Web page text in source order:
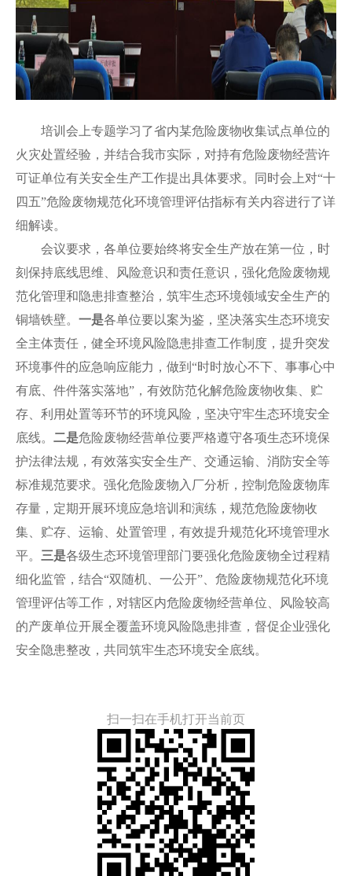
培训会上专题学习了省内某危险废物收集试点单位的
火灾处置经验，并结合我市实际，对持有危险废物经营许
可证单位有关安全生产工作提出具体要求。同时会上对“十
四五”危险废物规范化环境管理评估指标有关内容进行了详
细解读。
会议要求，各单位要始终将安全生产放在第一位，时
刻保持底线思维、风险意识和责任意识，强化危险废物规
范化管理和隐患排查整治，筑牢生态环境领域安全生产的
铜墙铁壁。 一是各单位要以案为鉴，坚决落实生态环境安
全主体责任，健全环境风险隐患排查工作制度，提升突发
环境事件的应急响应能力，做到“时时放心不下、事事心中
有底、件件落实落地”，有效防范化解危险废物收集、贮
存、利用处置等环节的环境风险，坚决守牢生态环境安全
底线。 二是危险废物经营单位要严格遵守各项生态环境保
护法律法规，有效落实安全生产、交通运输、消防安全等
标准规范要求。强化危险废物入厂分析，控制危险废物库
存量，定期开展环境应急培训和演练，规范危险废物收
集、贮存、运输、处置管理，有效提升规范化环境管理水
平。 三是各级生态环境管理部门要强化危险废物全过程精
细化监管，结合“双随机、一公开”、危险废物规范化环境
管理评估等工作，对辖区内危险废物经营单位、风险较高
的产废单位开展全覆盖环境风险隐患排查，督促企业强化
安全隐患整改，共同筑牢生态环境安全底线。
扫一扫在手机打开当前页